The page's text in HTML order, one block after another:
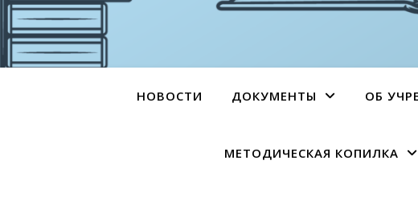
НОВОСТИ ДОКУМЕНТЫ ОБ
МЕТОДИЧЕСКАЯ КОПИЛКА